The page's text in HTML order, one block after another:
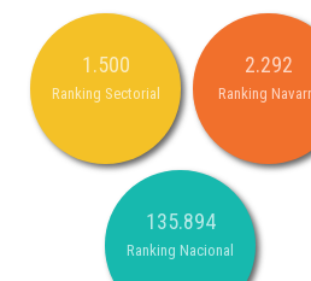
1.500
Ranking Sectorial
2.292
Ranking
135.894
Ranking Nacional